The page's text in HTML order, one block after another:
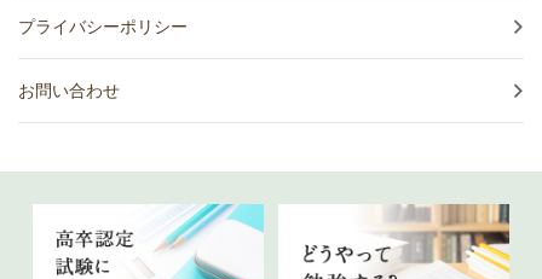
プライバシーポリシー
お問い合わせ